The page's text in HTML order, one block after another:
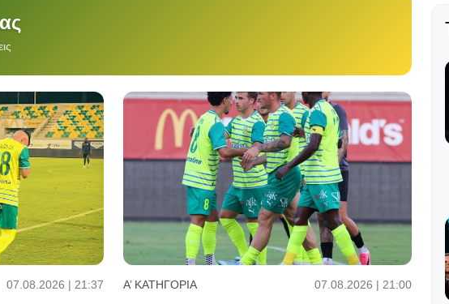
07.08.2026 | 21:37 Α’ ΚΑΤΗΓΟΡΊΑ 07.08.2026 | 21:00